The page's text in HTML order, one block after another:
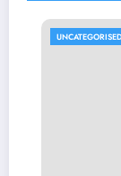
UNCATEGORISED